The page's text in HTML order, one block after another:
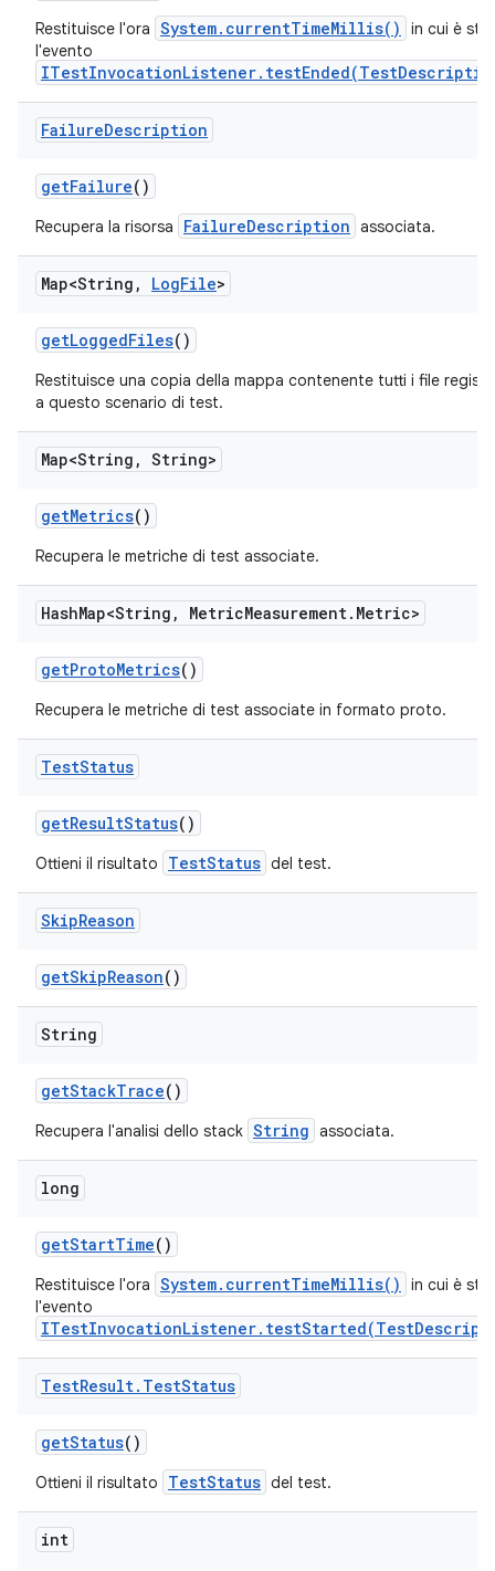
Restituisce l'ora System.currentTimeMillis()
in cui è
l'evento
FailureDescription
getFailure()
Recupera la risorsa FailureDescription associata.
Map<String , LogFile>
getLoggedFiles()
Restituisce una copia della mappa contenente tutti i file
a questo scenario di test.
Map<String , String>
getMetrics()
Recupera le metriche di test associate.
HashMap<String , MetricMeasurement. Metric>
getProtoMetrics()
Recupera le metriche di test associate in formato proto.
TestStatus
getResultStatus()
Ottieni il risultato TestStatus del test.
SkipReason
getSkipReason()
String
getStackTrace()
Recupera l'analisi dello stack String associata.
long
getStartTime()
Restituisce l'ora System.currentTimeMillis()
in cui è
l'evento
TestResult. TestStatus
getStatus()
Ottieni il risultato TestStatus del test.
int